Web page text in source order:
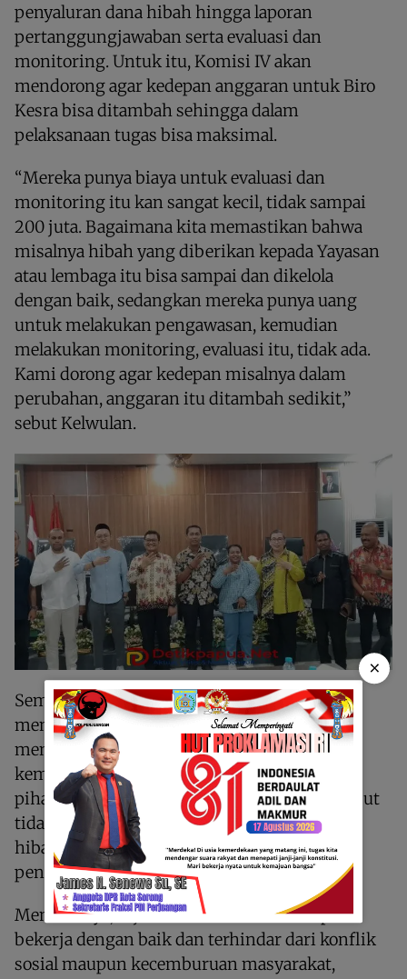
penyaluran dana hibah hingga laporan
pertanggungjawaban serta evaluasi dan
monitoring. Untuk itu, Komisi IV akan
mendorong agar kedepan anggaran untuk Biro
Kesra bisa ditambah sehingga dalam
pelaksanaan tugas bisa maksimal.
“Mereka punya biaya untuk evaluasi dan
monitoring itu kan sangat kecil, tidak sampai
200 juta. Bagaimana kita memastikan bahwa
misalnya hibah yang diberikan kepada Yayasan
atau lembaga itu bisa sampai dan dikelola
dengan baik, sedangkan mereka punya uang
untuk melakukan pengawasan, kemudian
melakukan monitoring, evaluasi itu, tidak ada.
Kami dorong agar kedepan misalnya dalam
perubahan, anggaran itu ditambah sedikit,”
sebut Kelwulan.
Sementara Sekretaris Komisi IV Abdul Gafur
mengapresiasi kinerja Biro Kesra dalam
menjalankan tugas di tengah keterbatasan
kemampuan fiskal daerah. Meski demikian,
pihaknya mengingatkan agar lembaga tersebut
tidak hanya dipandang sebagai unit pemberi
hibah, melainkan menjadi penggerak utama
peningkatan kualitas hidup masyarakat.
Menurutnya, sejauh ini Biro Kesra mampu
bekerja dengan baik dan terhindar dari konflik
sosial maupun kecemburuan masyarakat,
×